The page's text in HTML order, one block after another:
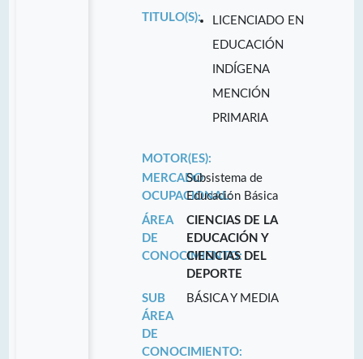
TITULO(S):
LICENCIADO EN
EDUCACIÓN
INDÍGENA
MENCIÓN
PRIMARIA
MOTOR(ES):
MERCADO
OCUPACIONAL:
Subsistema de
Educación Básica
ÁREA
DE
CONOCIMIENTO:
CIENCIAS DE LA
EDUCACIÓN Y
CIENCIAS DEL
DEPORTE
SUB
ÁREA
DE
CONOCIMIENTO:
BÁSICA Y MEDIA